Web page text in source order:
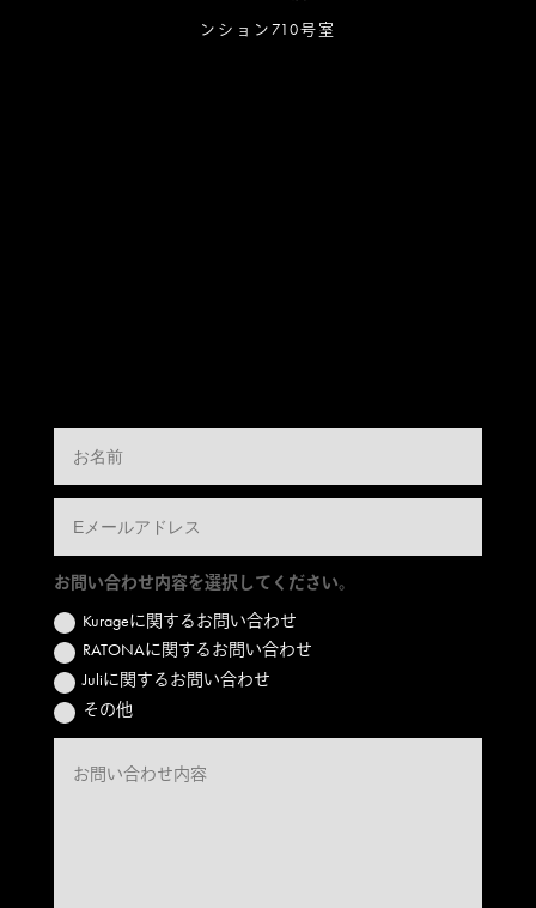
ンション710号室
お問い合わせ内容を選択してください。
Kurageに関するお問い合わせ
RATONAに関するお問い合わせ
Juliに関するお問い合わせ
その他